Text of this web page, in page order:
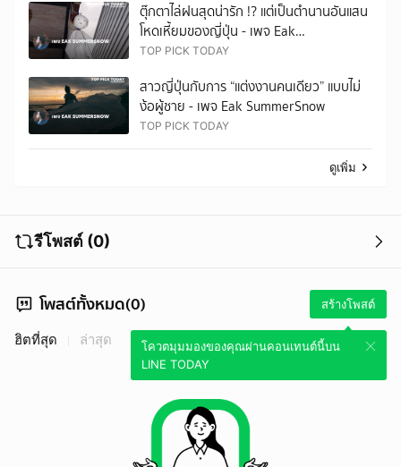
ตุ๊กตาไล่ฝนสุดน่ารัก !? แต่เป็นตำนานอันแสน
โหดเหี้ยมของญี่ปุ่น - เพจ Eak
SummerSnow
TOP PICK TODAY
สาวญี่ปุ่นกับการ “แต่งงานคนเดียว” แบบไม่
ง้อผู้ชาย - เพจ Eak SummerSnow
TOP PICK TODAY
ดูเพิ่ม
รีโพสต์ (0)
โพสต์ทั้งหมด(0) สร้างโพสต์
โควตมุมมองของคุณผ่านคอนเทนต์นี้บน
LINE TODAY
ฮิตที่สุด ล่าสุด